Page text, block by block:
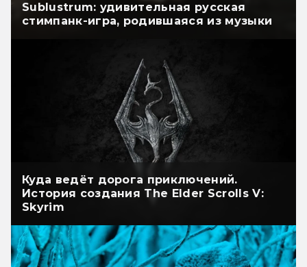
Sublustrum: удивительная русская
стимпанк-игра, родившаяся из музыки
Куда ведёт дорога приключений.
История создания The Elder Scrolls V:
Skyrim